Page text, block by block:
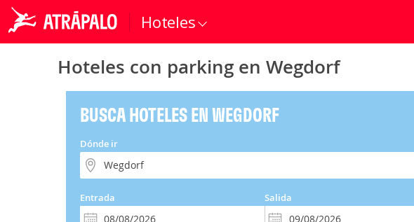
Hoteles
Hoteles con parking en Wegdorf
BUSCA HOTELES EN WEGDORF
Dónde ir
Entrada Salida